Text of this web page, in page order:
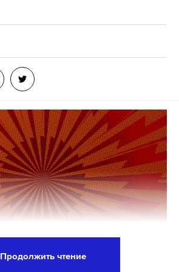
Продолжить чтение